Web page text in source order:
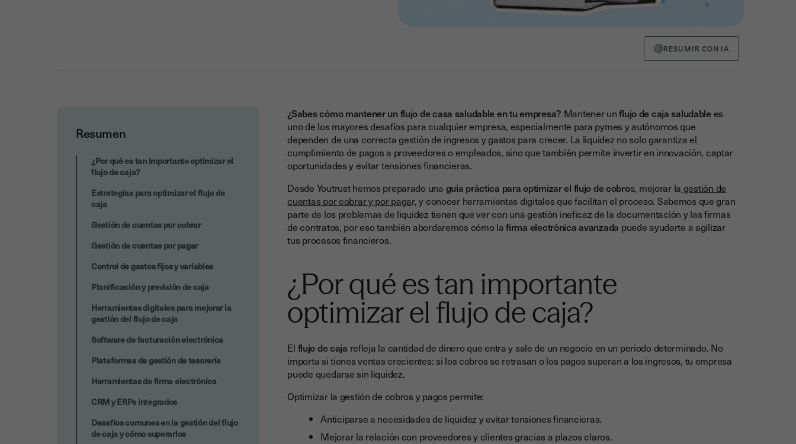
RESUMIR CON IA
Resumen
Falta de control interno
¿Por qué es tan importante optimizar el
flujo de caja?
Estrategias para optimizar el flujo de
caja
Gestión de cuentas por cobrar
Gestión de cuentas por pagar
Control de gastos fijos y variables
Planificación y previsión de caja
Herramientas digitales para mejorar la
gestión del flujo de caja
Software de facturación electrónica
Plataformas de gestión de tesorería
Herramientas de firma electrónica
CRM y ERPs integrados
Desafíos comunes en la gestión del flujo
de caja y cómo superarlos
¿Sabes cómo mantener un flujo de casa saludable en tu empresa? Mantener unflujo de caja saludablees
uno de los mayores desafíos para cualquier empresa, especialmente para pymes y autónomos que
dependen de una correcta gestión de ingresos y gastos para crecer. La liquidez no solo garantiza el
cumplimiento de pagos a proveedores o empleados, sino que también permite invertir en innovación, captar
oportunidades y evitar tensiones financieras.
Desde Youtrust hemos preparado una guía práctica para optimizar el flujo de cobros, mejorar la gestión de
cuentas por cobrar y por pagar, y conocer herramientas digitales que facilitan el proceso. Sabemos que gran
parte de los problemas de liquidez tienen que ver con una gestión ineficaz de la documentación y las firmas
de contratos, por eso también abordaremos cómo lafirma electrónica avanzada puede ayudarte a agilizar
tus procesos financieros.
¿Por qué es tan importante
optimizar el flujo de caja?
El flujo de caja refleja la cantidad de dinero que entra y sale de un negocio en un periodo determinado. No
importa si tienes ventas crecientes: si los cobros se retrasan o los pagos superan a los ingresos, tu empresa
puede quedarse sin liquidez.
Optimizar la gestión de cobros y pagos permite:
Anticiparse a necesidades de liquidez y evitar tensiones financieras.
Mejorar la relación con proveedores y clientes gracias a plazos claros.